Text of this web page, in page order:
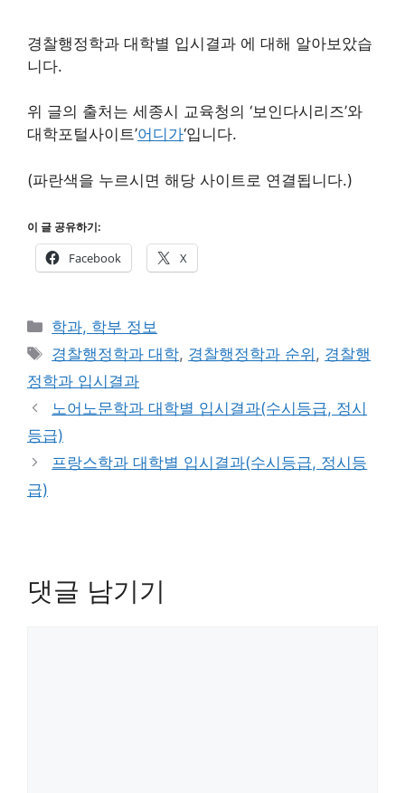
경찰행정학과 대학별 입시결과 에 대해 알아보았습
니다.
위 글의 출처는 세종시 교육청의 ‘보인다시리즈’와
대학포털사이트’어디가‘입니다.
(파란색을 누르시면 해당 사이트로 연결됩니다.)
이 글 공유하기:
Facebook X
카
테
리
학과, 학부 정보
태
그
경찰행정학과 대학, 경찰행정학과 순위 , 경찰행
정학과 입시결과
노어노문학과 대학별 입시결과(수시등급, 정시
등급)
프랑스학과 대학별 입시결과(수시등급, 정시등
급)
댓글 남기기